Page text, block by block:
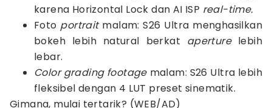
karena Horizontal Lock dan AI ISP real-time.
Foto portraitmalam: S26 Ultra menghasilkan
bokeh lebih natural berkat aperturelebih
lebar.
Color grading footagemalam: S26 Ultra lebih
fleksibel dengan 4 LUT preset sinematik.
Gimana, mulai tertarik? (WEB/AD)